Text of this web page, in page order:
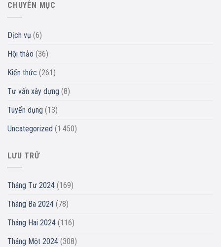
CHUYÊN MỤC
Dịch vụ (6)
Hội thảo (36)
Kiến thức (261)
Tư vấn xây dựng (8)
Tuyển dụng (13)
Uncategorized (1.450)
LƯU TRỮ
Tháng Tư 2024 (169)
Tháng Ba 2024 (78)
Tháng Hai 2024 (116)
Tháng Một 2024 (308)